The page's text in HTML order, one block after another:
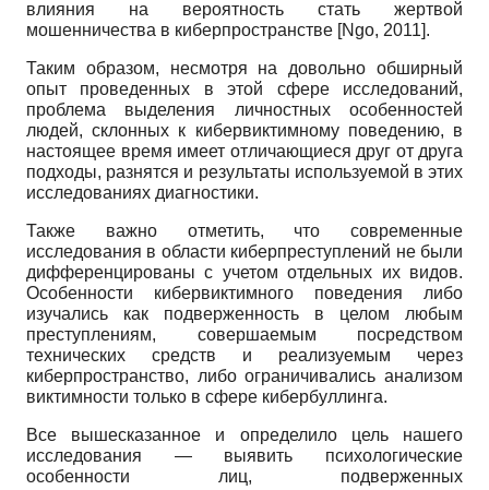
влияния на вероятность стать жертвой
мошенничества в киберпространстве [Ngo, 2011].
Таким образом, несмотря на довольно обширный
опыт проведенных в этой сфере исследований,
проблема выделения личностных особенностей
людей, склонных к кибервиктимному поведению, в
настоящее время имеет отличающиеся друг от друга
подходы, разнятся и результаты используемой в этих
исследованиях диагностики.
Также важно отметить, что современные
исследования в области киберпреступлений не были
дифференцированы с учетом отдельных их видов.
Особенности кибервиктимного поведения либо
изучались как подверженность в целом любым
преступлениям, совершаемым посредством
технических средств и реализуемым через
киберпространство, либо ограничивались анализом
виктимности только в сфере кибербуллинга.
Все вышесказанное и определило цель нашего
исследования — выявить психологические
особенности лиц, подверженных